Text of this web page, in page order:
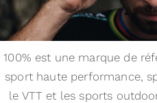
100% est une marque de
sport haute performance,
le VTT et les sports